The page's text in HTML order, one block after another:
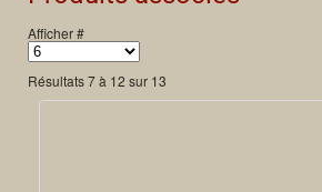
Afficher #
Résultats 7 à 12 sur 13